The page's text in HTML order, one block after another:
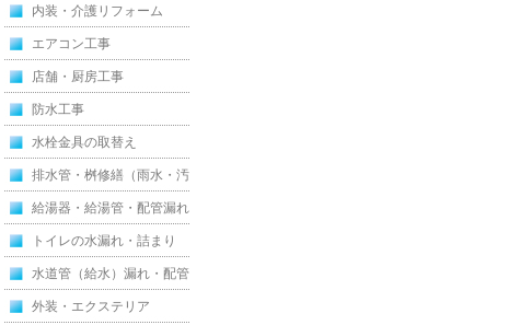
内装・介護リフォーム
エアコン工事
店舗・厨房工事
防水工事
水栓金具の取替え
排水管・桝修繕（雨水・汚
水）
給湯器・給湯管・配管漏れ
トイレの水漏れ・詰まり
水道管（給水）漏れ・配管
外装・エクステリア